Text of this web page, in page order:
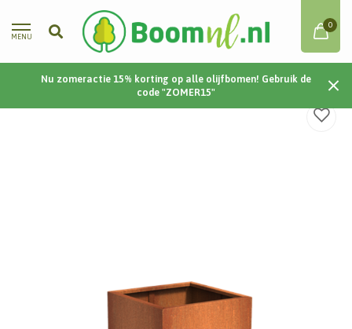
MENU
0
Nu zomeractie 15% korting op alle olijfbomen! Gebruik de
code "ZOMER15"
Home / Cortenstaal | Carrez met poten | 80x80x60 cm